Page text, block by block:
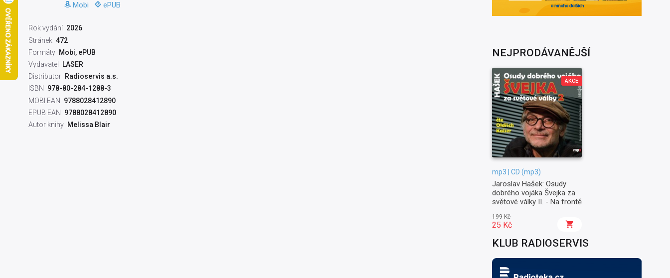
Mobi ePUB
Rok vydání 2026
Stránek 472
Formáty Mobi, ePUB
Vydavatel
LASER
Distributor Radioservis a.s.
ISBN
978-80-284-1288-3
MOBI EAN 9788028412890
EPUB EAN
9788028412890
Autor knihy Melissa Blair
NEJPRODÁVANĚJŠÍ
AKCE
mp3 | CD (mp3)
Jaroslav Hašek: Osudy
dobrého vojáka Švejka za
světové války II. - Na frontě
199 Kč
25 Kč
KLUB RADIOSERVIS